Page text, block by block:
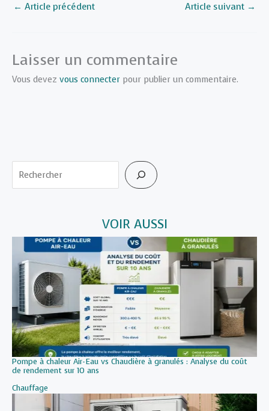
← Article précédent Article suivant →
Laisser un commentaire
Vous devez vous connecter pour publier un commentaire.
Rechercher
VOIR AUSSI
Pompe à chaleur Air-Eau vs Chaudière à granulés : Analyse du coût
de rendement sur 10 ans
Par rapport à
Chauffage